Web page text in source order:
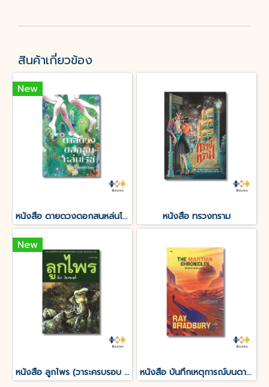
สินค้าเกี่ยวข้อง
New
หนังสือ ดายดวงดอกสนหล่นโรย หนังสือ ทรวงทราม
New
หนังสือ ลูกไพร (วาระครบรอบ 120 ปีชาตกาลมาลัย ชูพินิจ) หนังสือ บันทึกเหตุการณ์บนดาวอังคาร THE MARTIAN CHRONICLES